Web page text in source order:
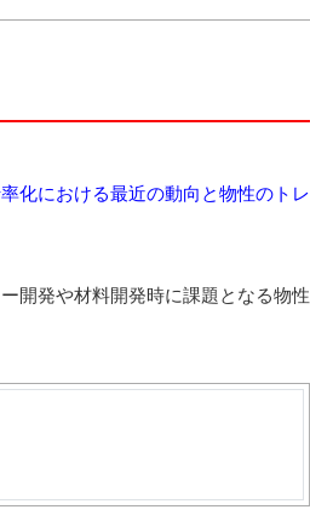
化における最近の動向と物性のトレ
開発や材料開発時に課題となる物性